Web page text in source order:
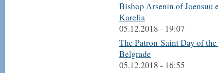
Bishop Arsenin of
Karelia
05.12.2018 - 19:07
The Patron-Saint Day of
Belgrade
05.12.2018 - 16:55